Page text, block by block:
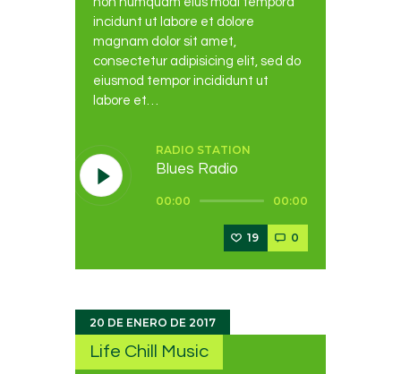
incidunt ut labore et dolore
magnam dolor sit amet,
consectetur adipisicing elit, sed do
eiusmod tempor incididunt ut
labore et…
RADIO STATION
Blues Radio
00:00 00:00
19 0
20 DE ENERO DE 2017
Life Chill Music